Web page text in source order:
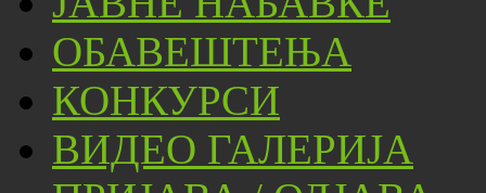
ОБАВЕШТЕЊА
КОНКУРСИ
ВИДЕО ГАЛЕРИЈА